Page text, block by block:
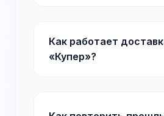
Как работает
«Купер»?